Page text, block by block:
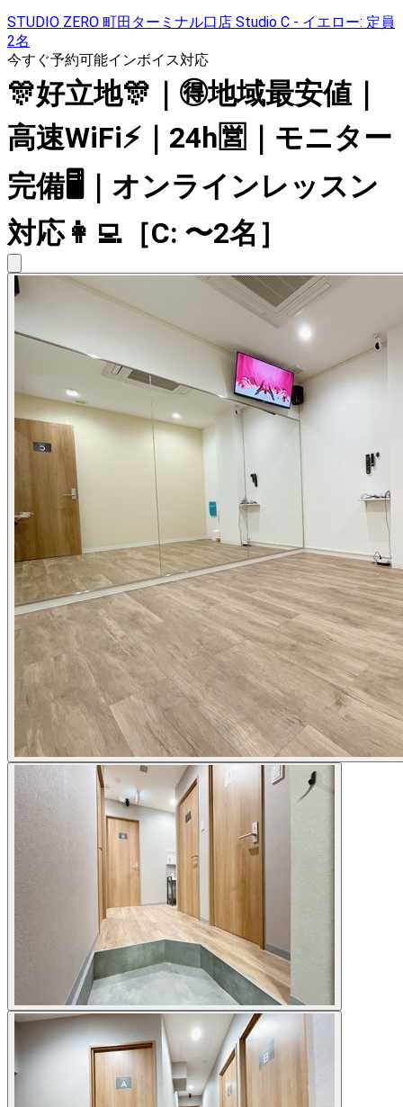
STUDIO ZERO 町田ターミナル口店 Studio C - イエロー: 定員
2名
今すぐ予約可能インボイス対応
🎊好立地🎊｜🉐地域最安値｜
高速WiFi⚡｜24h🈺｜モニター
完備🖥｜オンラインレッスン
対応👩‍💻［C: 〜2名］